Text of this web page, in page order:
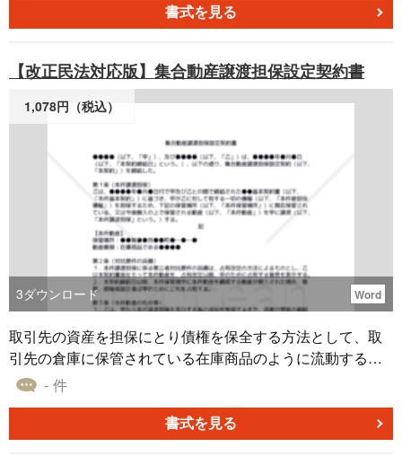
証契約の無効通知書」雛型です。 適宜ご編集の上でご利用
いただければと存じます。 2020年4月1日施行の改正民法対
書式を見る
【改正民法対応版】集合動産譲渡担保設定契約書
1,078円（税込）
3ダウンロード Word
取引先の資産を担保にとり債権を保全する方法として、取
引先の倉庫に保管されている在庫商品のように流動する集
合物（集合動産）を担保に取ることも可能です。 本書は、
取るための「集合動産譲渡担保設定契約書」雛型です。 適
宜ご編集の上でご利用いただければと存じます。2020年4
- 件
書式を見る